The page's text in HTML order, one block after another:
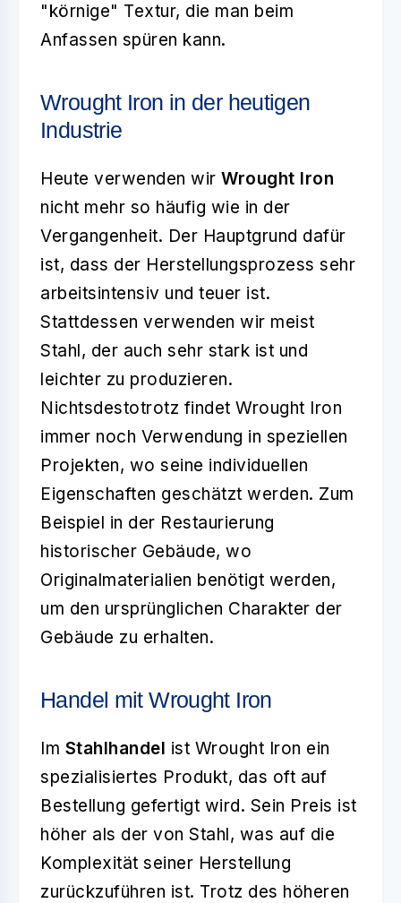
"körnige" Textur, die man beim
Anfassen spüren kann.
Wrought Iron in der heutigen
Industrie
Heute verwenden wir Wrought Iron
nicht mehr so häufig wie in der
Vergangenheit. Der Hauptgrund dafür
ist, dass der Herstellungsprozess sehr
arbeitsintensiv und teuer ist.
Stattdessen verwenden wir meist
Stahl, der auch sehr stark ist und
leichter zu produzieren.
Nichtsdestotrotz findet Wrought Iron
immer noch Verwendung in speziellen
Projekten, wo seine individuellen
Eigenschaften geschätzt werden. Zum
Beispiel in der Restaurierung
historischer Gebäude, wo
Originalmaterialien benötigt werden,
um den ursprünglichen Charakter der
Gebäude zu erhalten.
Handel mit Wrought Iron
Im Stahlhandel ist Wrought Iron ein
spezialisiertes Produkt, das oft auf
Bestellung gefertigt wird. Sein Preis ist
höher als der von Stahl, was auf die
Komplexität seiner Herstellung
zurückzuführen ist. Trotz des höheren